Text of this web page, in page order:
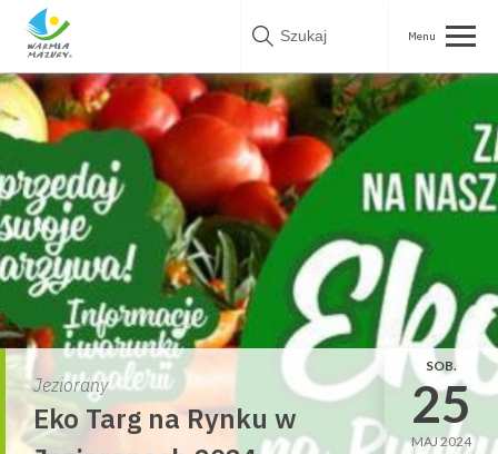
Skip
Jeziorany
Eko Targ na Rynku w
SOB.
25
MAJ 2024